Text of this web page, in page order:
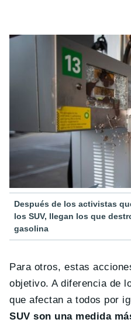
Después de los activistas
los SUV, llegan los que
gasolina
Para otros, estas
objetivo. A diferencia de
que afectan a todos por
SUV son una medida